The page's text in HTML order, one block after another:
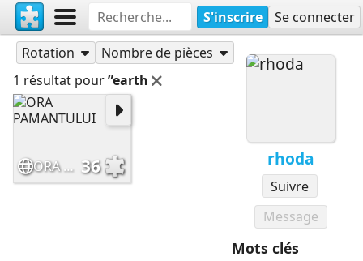
S'inscrire Se connecter
rhoda
Suivre
Message
Mots clés
rhoda
Puzzles
Rotation
Nombre de pièces
1 résultat pour”earth
ORA PAMANTULUI 36